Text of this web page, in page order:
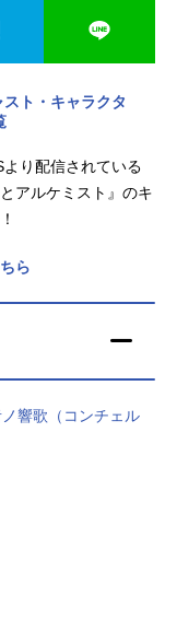
事一覧
映画一覧
メ
ト・キャラクタ
より配信されている
とアルケミスト』のキ
ら
響歌（コンチェル